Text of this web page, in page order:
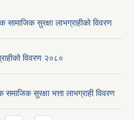
सुरक्षा लाभग्राहीको विवरण
विवरण २०८०
सुरक्षा भत्ता लाभग्राही विवरण